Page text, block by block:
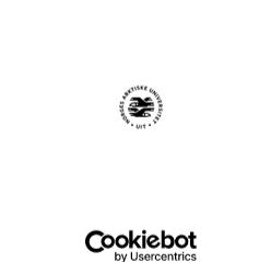
Driftsmeldinger
Personvern ved UiT
Sikkerhet, beredskap